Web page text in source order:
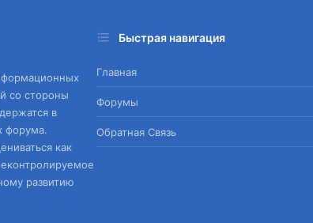
со стороны
в
форума.
как
развитию
Быстрая навигация
Главная
Форумы
Обратная Связь